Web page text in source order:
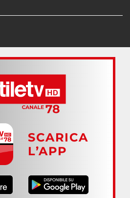
SCARICA
L’APP